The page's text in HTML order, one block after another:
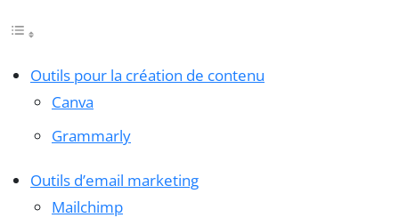
Outils pour la création de contenu
Canva
Grammarly
Outils d’email marketing
Mailchimp